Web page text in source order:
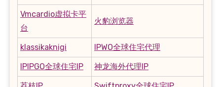
Vmcardio虚拟卡平
台
火豹浏览器
klassikaknigi IPWO全球住宅代理
IPIPGO全球住宅IP 神龙海外代理IP